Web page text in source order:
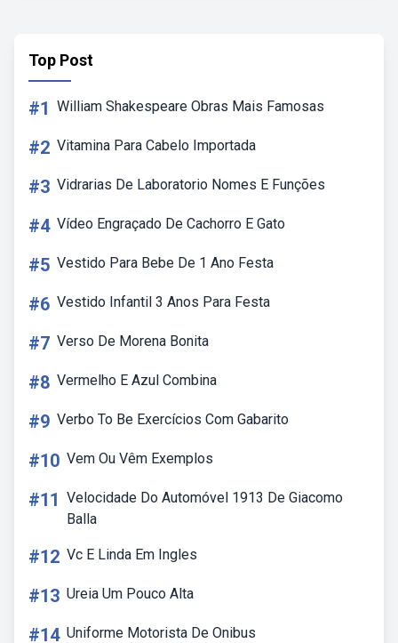
Top Post
#1 William Shakespeare Obras Mais Famosas
#2 Vitamina Para Cabelo Importada
#3 Vidrarias De Laboratorio Nomes E Funções
#4 Vídeo Engraçado De Cachorro E Gato
#5 Vestido Para Bebe De 1 Ano Festa
#6 Vestido Infantil 3 Anos Para Festa
#7 Verso De Morena Bonita
#8 Vermelho E Azul Combina
#9 Verbo To Be Exercícios Com Gabarito
#10 Vem Ou Vêm Exemplos
#11 Velocidade Do Automóvel 1913 De Giacomo
Balla
#12 Vc E Linda Em Ingles
#13 Ureia Um Pouco Alta
#14 Uniforme Motorista De Onibus